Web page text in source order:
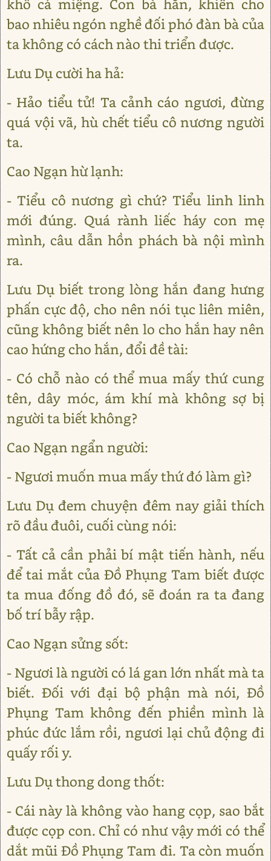
khô cả miệng. Con bà hắn, khiến cho
bao nhiêu ngón nghề đối phó đàn bà của
ta không có cách nào thi triển được.
Lưu Dụ cười ha hả:
- Hảo tiểu tử! Ta cảnh cáo ngươi, đừng
quá vội vã, hù chết tiểu cô nương người
ta.
Cao Ngạn hừ lạnh:
- Tiểu cô nương gì chứ? Tiểu linh linh
mới đúng. Quá rành liếc háy con mẹ
mình, câu dẫn hồn phách bà nội mình
ra.
Lưu Dụ biết trong lòng hắn đang hưng
phấn cực độ, cho nên nói tục liên miên,
cũng không biết nên lo cho hắn hay nên
cao hứng cho hắn, đổi đề tài:
- Có chỗ nào có thể mua mấy thứ cung
tên, dây móc, ám khí mà không sợ bị
người ta biết không?
Cao Ngạn ngẩn người:
- Ngươi muốn mua mấy thứ đó làm gì?
Lưu Dụ đem chuyện đêm nay giải thích
rõ đầu đuôi, cuối cùng nói:
- Tất cả cần phải bí mật tiến hành, nếu
để tai mắt của Đồ Phụng Tam biết được
ta mua đống đồ đó, sẽ đoán ra ta đang
bố trí bẫy rập.
Cao Ngạn sửng sốt:
- Ngươi là người có lá gan lớn nhất mà ta
biết. Đối với đại bộ phận mà nói, Đồ
Phụng Tam không đến phiền mình là
phúc đức lắm rồi, ngươi lại chủ động đi
quấy rối y.
Lưu Dụ thong dong thốt:
- Cái này là không vào hang cọp, sao bắt
được cọp con. Chỉ có như vậy mới có thể
dắt mũi Đồ Phụng Tam đi. Ta còn muốn